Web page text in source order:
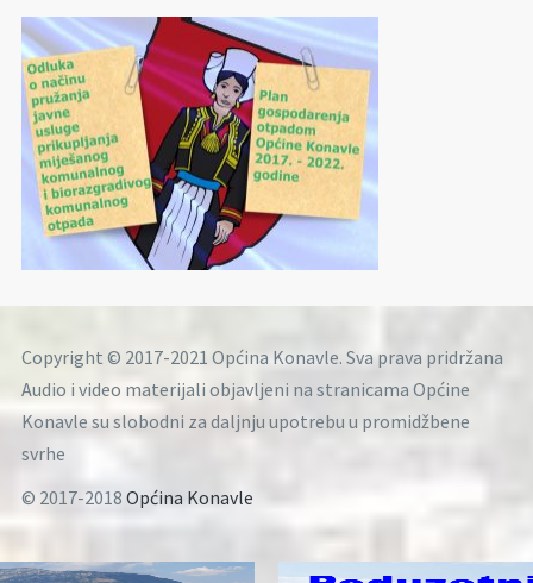
Copyright © 2017-2021 Općina Konavle. Sva prava pridržana
Audio i video materijali objavljeni na stranicama Općine
Konavle su slobodni za daljnju upotrebu u promidžbene
svrhe
© 2017-2018 Općina Konavle